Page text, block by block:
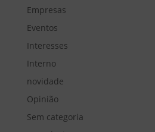
Empresas
Eventos
Interesses
Interno
novidade
Opinião
Sem categoria